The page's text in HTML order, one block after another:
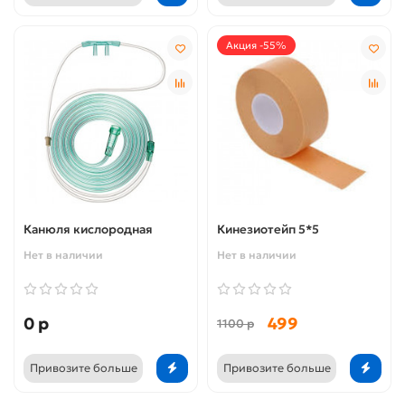
Канюля кислородная
Нет в наличии
0 р
Привозите больше
Акция -55%
Кинезиотейп 5*5
Нет в наличии
1100 р 499
Привозите больше